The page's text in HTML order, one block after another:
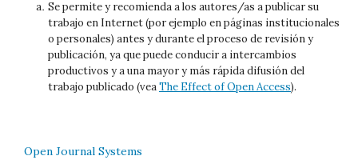
Se permite y recomienda a los autores/as a publicar su
trabajo en Internet (por ejemplo en páginas institucionales
o personales) antes y durante el proceso de revisión y
publicación, ya que puede conducir a intercambios
productivos y a una mayor y más rápida difusión del
trabajo publicado (veaThe Effect of Open Access).
Open Journal Systems